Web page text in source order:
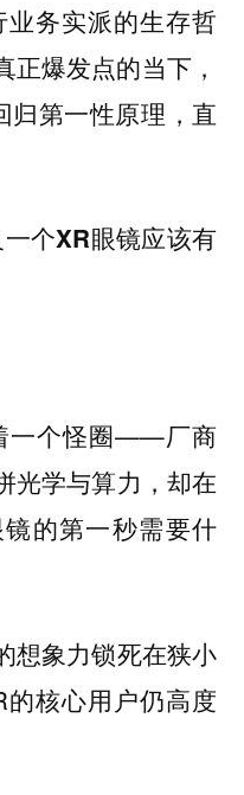
务实派的生存哲
爆发点的当下，
归第一性原理，直
个XR眼镜应该有
一个怪圈——厂商
光学与算力，却在
的第一秒需要什
想象力锁死在狭小
核心用户仍高度